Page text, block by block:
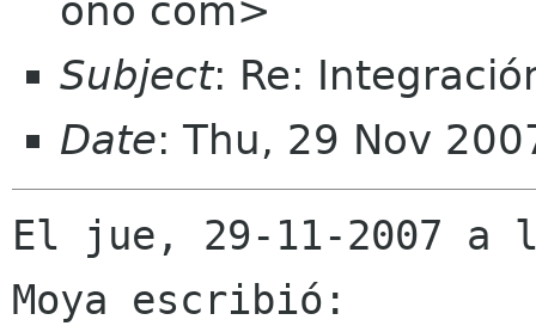
ono com>
Subject: Re:
Date: Thu, 29 Nov
El jue, 29-11-2007 a
Moya escribió: